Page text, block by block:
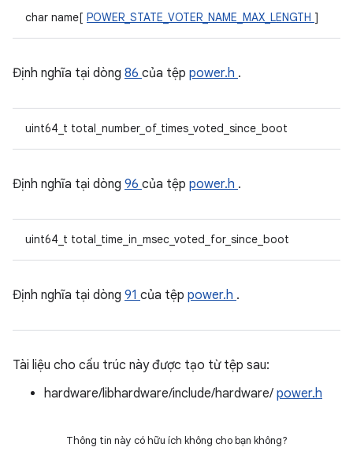
char name[ POWER_STATE_VOTER_NAME_MAX_LENGTH ]
Định nghĩa tại dòng 86 của tệp power.h .
uint64_t total_number_of_times_voted_since_boot
Định nghĩa tại dòng 96 của tệp power.h .
uint64_t total_time_in_msec_voted_for_since_boot
Định nghĩa tại dòng 91 của tệp power.h .
Tài liệu cho cấu trúc này được tạo từ tệp sau:
hardware/libhardware/include/hardware/ power.h
Thông tin này có hữu ích không cho bạn không?